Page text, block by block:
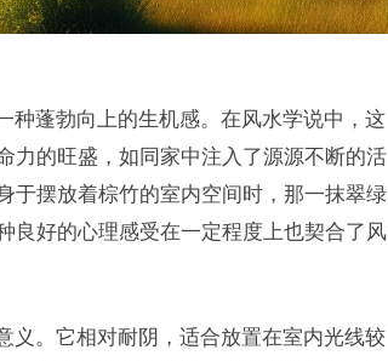
种蓬勃向上的生机感。在风水学说中，这
力的旺盛，如同家中注入了源源不断的活
于摆放着棕竹的室内空间时，那一抹翠绿
良好的心理感受在一定程度上也契合了风
义。它相对耐阴，适合放置在室内光线较